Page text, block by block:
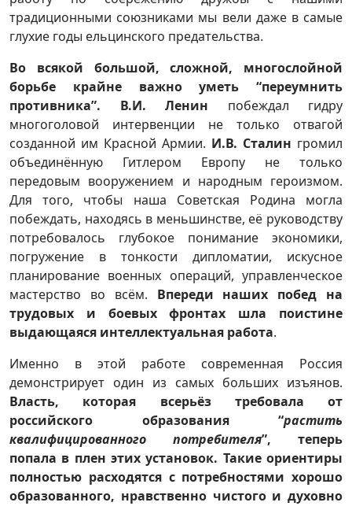
традиционными союзниками мы вели даже в самые
глухие годы ельцинского предательства.
Во всякой большой, сложной, многослойной
борьбе крайне важно уметь “переумнить
противника”. В.И. Ленин побеждал гидру
многоголовой интервенции не только отвагой
созданной им Красной Армии. И.В. Сталин громил
объединённую Гитлером Европу не только
передовым вооружением и народным героизмом.
Для того, чтобы наша Советская Родина могла
побеждать, находясь в меньшинстве, её руководству
потребовалось глубокое понимание экономики,
погружение в тонкости дипломатии, искусное
планирование военных операций, управленческое
мастерство во всём. Впереди наших побед на
трудовых и боевых фронтах шла поистине
выдающаяся интеллектуальная работа.
Именно в этой работе современная Россия
демонстрирует один из самых больших изъянов.
Власть, которая всерьёз требовала от
российского образования “растить
квалифицированного потребителя”, теперь
попала в плен этих установок. Такие ориентиры
полностью расходятся с потребностями хорошо
образованного, нравственно чистого и духовно